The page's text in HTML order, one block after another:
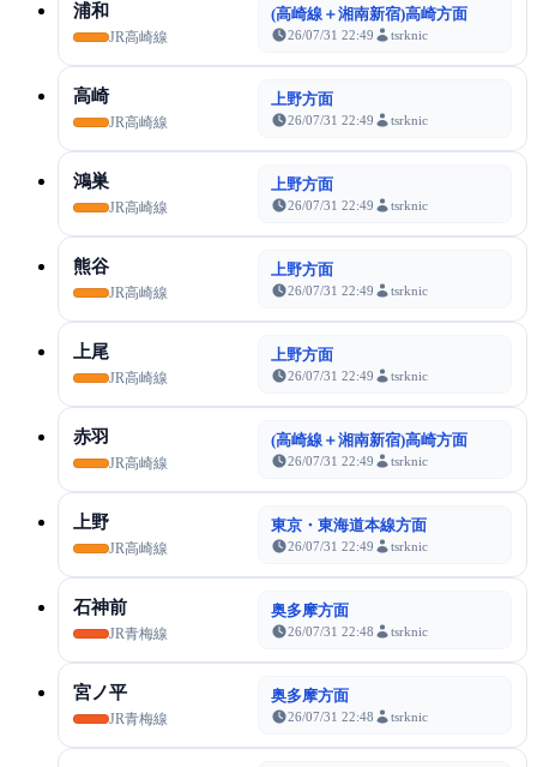
浦和
JR高崎線
(高崎線＋湘南新宿)高崎方面
26/07/31 22:49 tsrknic
高崎
JR高崎線
上野方面
26/07/31 22:49 tsrknic
鴻巣
JR高崎線
上野方面
26/07/31 22:49 tsrknic
熊谷
JR高崎線
上野方面
26/07/31 22:49 tsrknic
上尾
JR高崎線
上野方面
26/07/31 22:49 tsrknic
赤羽
JR高崎線
(高崎線＋湘南新宿)高崎方面
26/07/31 22:49 tsrknic
上野
JR高崎線
東京・東海道本線方面
26/07/31 22:49 tsrknic
石神前
JR青梅線
奥多摩方面
26/07/31 22:48 tsrknic
宮ノ平
JR青梅線
奥多摩方面
26/07/31 22:48 tsrknic